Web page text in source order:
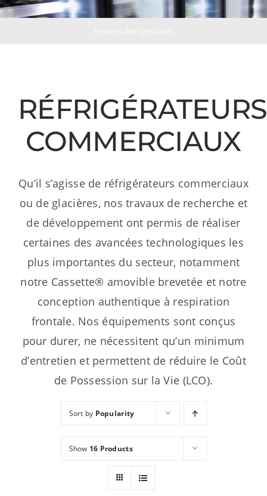
Ressources
RÉFRIGÉRATEURS
COMMERCIAUX
Qu’il s’agisse de réfrigérateurs commerciaux
ou de glacières, nos travaux de recherche et
de développement ont permis de réaliser
certaines des avancées technologiques les
plus importantes du secteur, notamment
notre Cassette® amovible brevetée et notre
conception authentique à respiration
frontale. Nos équipements sont conçus
pour durer, ne nécessitent qu’un minimum
d’entretien et permettent de réduire le Coût
de Possession sur la Vie (LCO).
Sort by Popularity
Show 16 Products